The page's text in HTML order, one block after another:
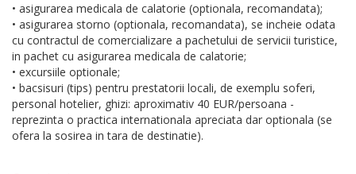
• asigurarea medicala de calatorie (optionala, recomandata);
• asigurarea storno (optionala, recomandata), se incheie odata
cu contractul de comercializare a pachetului de servicii turistice,
in pachet cu asigurarea medicala de calatorie;
• excursiile optionale;
• bacsisuri (tips) pentru prestatorii locali, de exemplu soferi,
personal hotelier, ghizi: aproximativ 40 EUR/persoana -
reprezinta o practica internationala apreciata dar optionala (se
ofera la sosirea in tara de destinatie).